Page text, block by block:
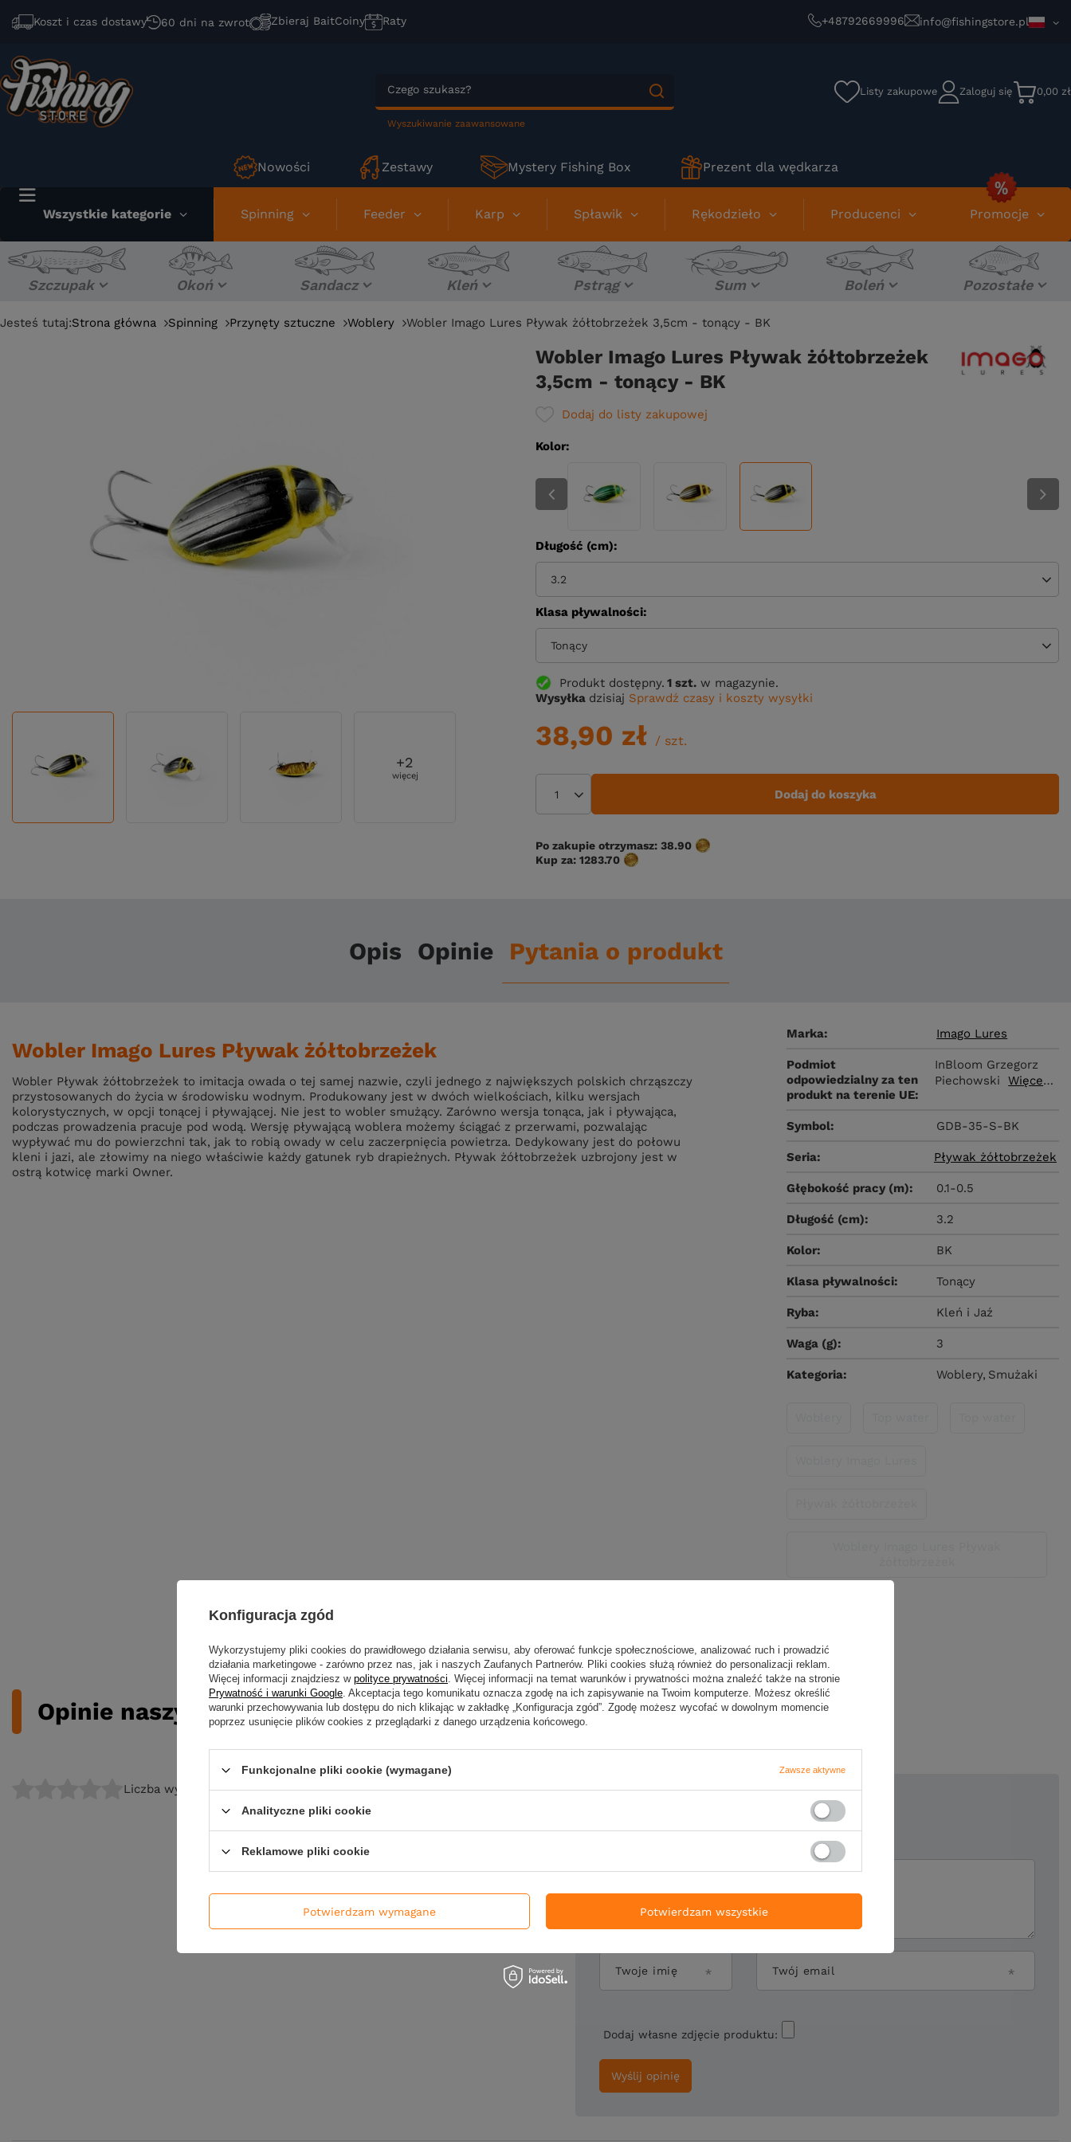
Koszt i czas dostawy 60 dni na zwrot Zbieraj BaitCoiny Raty +48792669996 info@fishingstore.pl
Wyszukiwanie zaawansowane
Listy zakupowe Zaloguj się 0,00 zł
Nowości Zestawy Mystery Fishing Box Prezent dla wędkarza
Wszystkie kategorie Spinning Feeder Karp Spławik Rękodzieło Producenci Promocje
Szczupak Okoń Sandacz Kleń Pstrąg Sum Boleń Pozostałe
Jesteś tutaj:Strona główna Spinning Przynęty sztuczne Woblery Wobler Imago Lures Pływak żółtobrzeżek 3,5cm - tonący - BK
+2
więcej
Wobler Imago Lures Pływak żółtobrzeżek
3,5cm - tonący - BK
Dodaj do listy zakupowej
Kolor
Długość (cm)
3.2
Klasa pływalności
Tonący
Produkt dostępny 1 szt. w magazynie.
Wysyłka dzisiaj Sprawdź czasy i koszty wysyłki
38,90 zł / szt.
Dodaj do koszyka
Po zakupie otrzymasz: 38.90
Kup za: 1283.70
Opis Opinie Pytania o produkt
Marka Imago Lures
Podmiot
odpowiedzialny za ten
produkt na terenie UE
InBloom Grzegorz
Piechowski
Więcej
Symbol GDB-35-S-BK
Seria Pływak żółtobrzeżek
Głębokość pracy (m) 0.1-0.5
Długość (cm) 3.2
Kolor BK
Klasa pływalności Tonący
Ryba Kleń i Jaź
Waga (g) 3
Kategoria Woblery Smużaki
Wobler Imago Lures Pływak żółtobrzeżek
Wobler Pływak żółtobrzeżek to imitacja owada o tej samej nazwie, czyli jednego z największych polskich chrząszczy
przystosowanych do życia w środowisku wodnym. Produkowany jest w dwóch wielkościach, kilku wersjach
kolorystycznych, w opcji tonącej i pływającej. Nie jest to wobler smużący. Zarówno wersja tonąca, jak i pływająca,
podczas prowadzenia pracuje pod wodą. Wersję pływającą woblera możemy ściągać z przerwami, pozwalając
wypływać mu do powierzchni tak, jak to robią owady w celu zaczerpnięcia powietrza. Dedykowany jest do połowu
kleni i jazi, ale złowimy na niego właściwie każdy gatunek ryb drapieżnych. Pływak żółtobrzeżek uzbrojony jest w
ostrą kotwicę marki Owner.
Opinie naszych klientów
Liczba wystawionych opinii: 0
Napisz swoją opinię
5/5
Twoje imię Twój email
Dodaj własne zdjęcie produktu:
Wyślij opinię
Konfiguracja zgód
Wykorzystujemy pliki cookies do prawidłowego działania serwisu, aby oferować funkcje społecznościowe, analizować ruch i prowadzić
działania marketingowe - zarówno przez nas, jak i naszych Zaufanych Partnerów. Pliki cookies służą również do personalizacji reklam.
Więcej informacji znajdziesz w polityce prywatności. Więcej informacji na temat warunków i prywatności można znaleźć także na stronie
Prywatność i warunki Google. Akceptacja tego komunikatu oznacza zgodę na ich zapisywanie na Twoim komputerze. Możesz określić
warunki przechowywania lub dostępu do nich klikając w zakładkę „Konfiguracja zgód”. Zgodę możesz wycofać w dowolnym momencie
poprzez usunięcie plików cookies z przeglądarki z danego urządzenia końcowego.
Funkcjonalne pliki cookie (wymagane) Zawsze aktywne
Analityczne pliki cookie
Reklamowe pliki cookie
Potwierdzam wymagane Potwierdzam wszystkie